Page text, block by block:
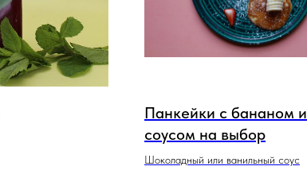
Панкейки с бананом и
соусом на выбор
Шоколадный или ванильный соус